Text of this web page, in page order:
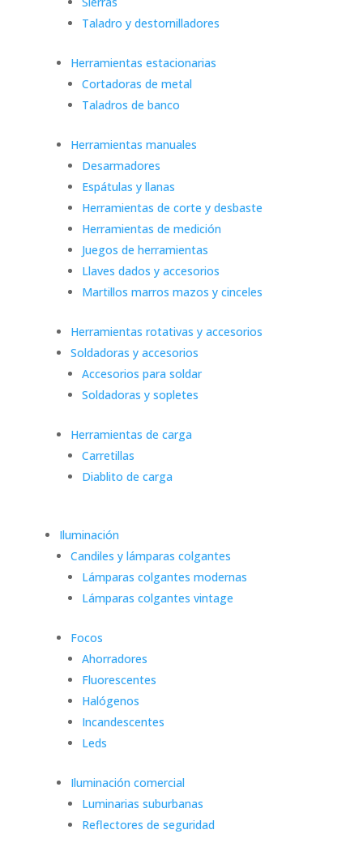
Taladro y destornilladores
Herramientas estacionarias
Cortadoras de metal
Taladros de banco
Herramientas manuales
Desarmadores
Espátulas y llanas
Herramientas de corte y desbaste
Herramientas de medición
Juegos de herramientas
Llaves dados y accesorios
Martillos marros mazos y cinceles
Herramientas rotativas y accesorios
Soldadoras y accesorios
Accesorios para soldar
Soldadoras y sopletes
Herramientas de carga
Carretillas
Diablito de carga
Iluminación
Candiles y lámparas colgantes
Lámparas colgantes modernas
Lámparas colgantes vintage
Focos
Ahorradores
Fluorescentes
Halógenos
Incandescentes
Leds
Iluminación comercial
Luminarias suburbanas
Reflectores de seguridad